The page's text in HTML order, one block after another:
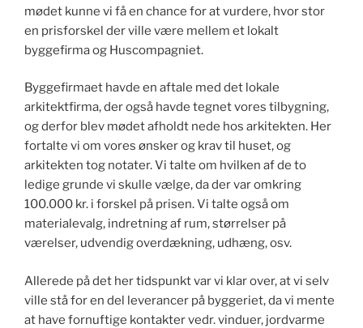
mødet kunne vi få en chance for at vurdere, hvor stor
en prisforskel der ville være mellem et lokalt
byggefirma og Huscompagniet.
Byggefirmaet havde en aftale med det lokale
arkitektfirma, der også havde tegnet vores tilbygning,
og derfor blev mødet afholdt nede hos arkitekten. Her
fortalte vi om vores ønsker og krav til huset, og
arkitekten tog notater. Vi talte om hvilken af de to
ledige grunde vi skulle vælge, da der var omkring
100.000 kr. i forskel på prisen. Vi talte også om
materialevalg, indretning af rum, størrelser på
værelser, udvendig overdækning, udhæng, osv.
Allerede på det her tidspunkt var vi klar over, at vi selv
ville stå for en del leverancer på byggeriet, da vi mente
at have fornuftige kontakter vedr. vinduer, jordvarme